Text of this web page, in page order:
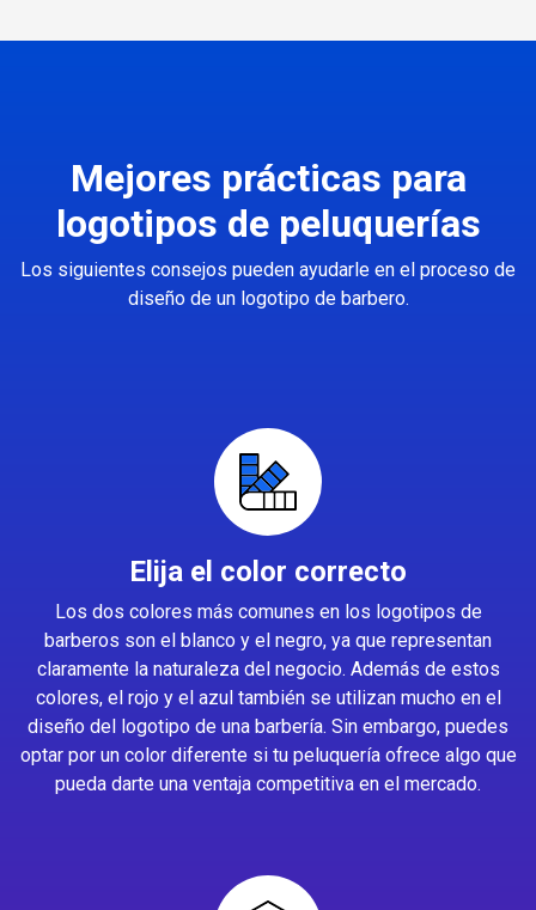
Mejores prácticas para
logotipos de peluquerías
Los siguientes consejos pueden ayudarle en el proceso de
diseño de un logotipo de barbero.
Elija el color correcto
Los dos colores más comunes en los logotipos de
barberos son el blanco y el negro, ya que representan
claramente la naturaleza del negocio. Además de estos
colores, el rojo y el azul también se utilizan mucho en el
diseño del logotipo de una barbería. Sin embargo, puedes
optar por un color diferente si tu peluquería ofrece algo que
pueda darte una ventaja competitiva en el mercado.